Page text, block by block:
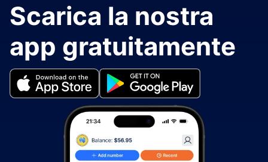
Scarica la nostra
app gratuitamente